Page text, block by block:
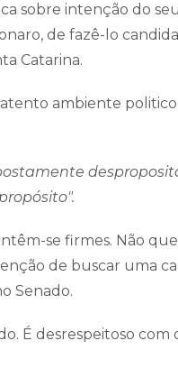
sobre intenção do
de fazê-lo
Catarina.
ambiente
se firmes. Não
de buscar uma
Senado.
É desrespeitoso com